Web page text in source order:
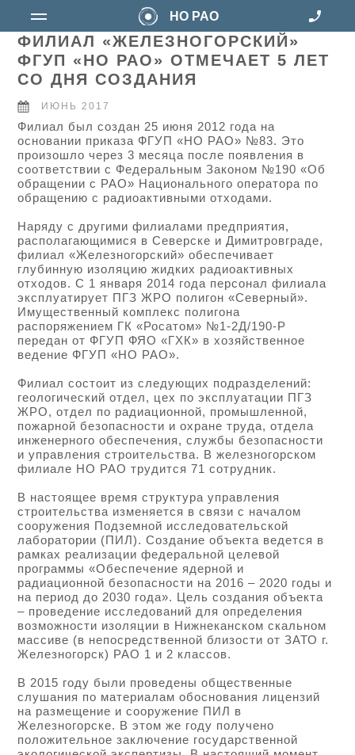
НО РАО
ФИЛИАЛ «ЖЕЛЕЗНОГОРСКИЙ»
ФГУП «НО РАО» ОТМЕЧАЕТ 5 ЛЕТ
СО ДНЯ СОЗДАНИЯ
ИЮНЬ 2017
Филиал был создан 25 июня 2012 года на
основании приказа ФГУП «НО РАО» №83. Это
произошло через 3 месяца после появления в
соответствии с Федеральным Законом №190 «Об
обращении с РАО» Национального оператора по
обращению с радиоактивными отходами.
Наряду с другими филиалами предприятия,
располагающимися в Северске и Димитровграде,
филиал «Железногорский» обеспечивает
глубинную изоляцию жидких радиоактивных
отходов. С 1 января 2014 года персонал филиала
эксплуатирует ПГЗ ЖРО полигон «Северный».
Имущественный комплекс полигона
распоряжением ГК «Росатом» №1-2Д/190-Р
передан от ФГУП ФЯО «ГХК» в хозяйственное
ведение ФГУП «НО РАО».
Филиал состоит из следующих подразделений:
геологический отдел, цех по эксплуатации ПГЗ
ЖРО, отдел по радиационной, промышленной,
пожарной безопасности и охране труда, отдела
инженерного обеспечения, службы безопасности
и управления строительства. В железногорском
филиале НО РАО трудится 71 сотрудник.
В настоящее время структура управления
строительства изменяется в связи с началом
сооружения Подземной исследовательской
лаборатории (ПИЛ). Создание объекта ведется в
рамках реализации федеральной целевой
программы «Обеспечение ядерной и
радиационной безопасности на 2016 – 2020 годы и
на период до 2030 года». Цель создания объекта
– проведение исследований для определения
возможности изоляции в Нижнеканском скальном
массиве (в непосредственной близости от ЗАТО г.
Железногорск) РАО 1 и 2 классов.
В 2015 году были проведены общественные
слушания по материалам обоснования лицензий
на размещение и сооружение ПИЛ в
Железногорске. В этом же году получено
положительное заключение государственной